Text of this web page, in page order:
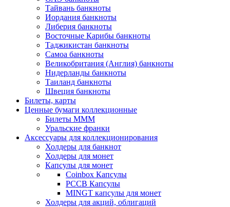
Тайвань банкноты
Иордания банкноты
Либерия банкноты
Восточные Карибы банкноты
Таджикистан банкноты
Самоа банкноты
Великобритания (Англия) банкноты
Нидерланды банкноты
Таиланд банкноты
Швеция банкноты
Билеты, карты
Ценные бумаги коллекционные
Билеты МММ
Уральские франки
Аксессуары для коллекционирования
Холдеры для банкнот
Холдеры для монет
Капсулы для монет
Coinbox Капсулы
РССВ Капсулы
MINGT капсулы для монет
Холдеры для акций, облигаций